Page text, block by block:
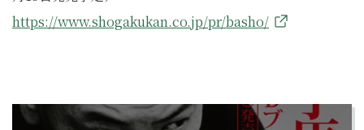
https://www.shogakukan.co.jp/pr/basho/